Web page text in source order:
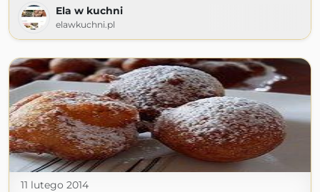
Ela w kuchni
elawkuchni.pl
11 lutego 2014